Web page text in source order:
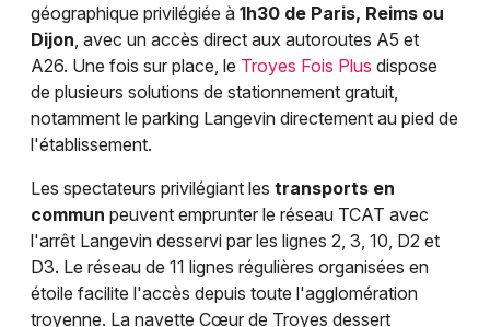
géographique privilégiée à 1h30 de Paris, Reims ou
Dijon, avec un accès direct aux autoroutes A5 et
A26. Une fois sur place, le Troyes Fois Plus dispose
de plusieurs solutions de stationnement gratuit,
notamment le parking Langevin directement au pied de
l'établissement.
Les spectateurs privilégiant les transports en
commun peuvent emprunter le réseau TCAT avec
l'arrêt Langevin desservi par les lignes 2, 3, 10, D2 et
D3. Le réseau de 11 lignes régulières organisées en
étoile facilite l'accès depuis toute l'agglomération
troyenne. La navette Cœur de Troyes dessert